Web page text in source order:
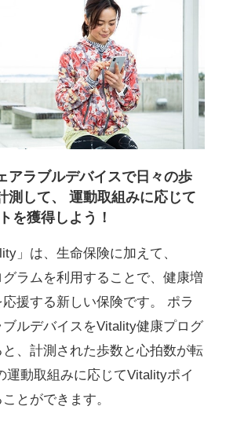
アラブルデバイスで日々の歩
して、
運動取組みに応じて
を獲得しよう！
」は、生命保険に加えて、
ラムを利用することで、健康増
援する新しい保険です。
ポラ
ルデバイスをVitality健康プログ
、計測された歩数と心拍数が転
運動取組みに応じてVitalityポイ
とができます。